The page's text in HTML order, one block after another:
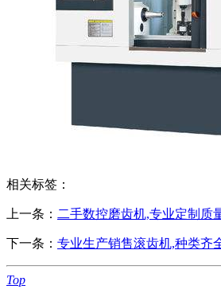
相关标签：
上一条： 二手数控磨齿机,专业定制质
下一条： 专业生产销售滚齿机,种类齐
Top